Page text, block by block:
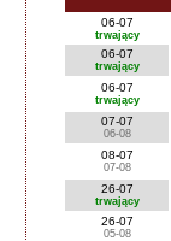
06-07
trwający
06-07
trwający
06-07
trwający
07-07
06-08
08-07
07-08
26-07
trwający
26-07
05-08